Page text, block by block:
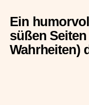
Ein
süßen
Wahrheiten)